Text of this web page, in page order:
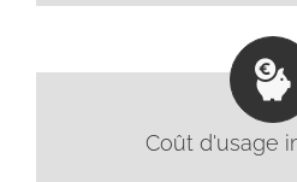
Coût d'usage